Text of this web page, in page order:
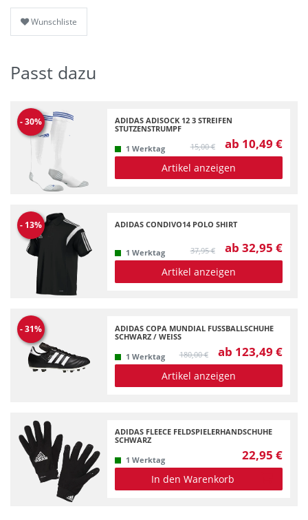
Wunschliste
Passt dazu
-30%
ADIDAS ADISOCK 12 3 STREIFEN
STUTZENSTRUMPF
1 Werktag 15,00 € ab 10,49 €
Artikel anzeigen
- 13% ADIDAS CONDIVO14 POLO SHIRT
1 Werktag 37,95 € ab 32,95 €
Artikel anzeigen
-31%
ADIDAS COPA MUNDIAL FUSSBALLSCHUHE S
CHWARZ / WEISS
1 Werktag 180,00 € ab 123,49 €
Artikel anzeigen
ADIDAS FLEECE FELDSPIELERHANDSCHUHE
SCHWARZ
1 Werktag 22,95 €
In den Warenkorb